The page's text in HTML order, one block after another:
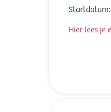
Startdatum:
Hier lees je